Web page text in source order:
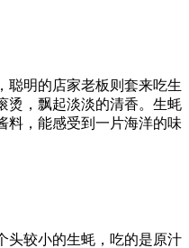
聪明的店家老板则套来吃生
烫，飘起淡淡的清香。生蚝
料，能感受到一片海洋的味
头较小的生蚝，吃的是原汁